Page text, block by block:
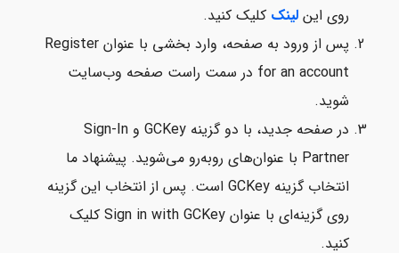
روی این لینک کلیک کنید.
پس از ورود به صفحه، وارد بخشی با عنوان Register
for an account در سمت راست صفحه وب‌سایت
شوید.
در صفحه جدید، با دو گزینه GCKey و Sign-In
Partner با عنوان‌های روبه‌رو می‌شوید. پیشنهاد ما
انتخاب گزینه GCKey است. پس از انتخاب این گزینه
روی گزینه‌ای با عنوان Sign in with GCKey کلیک
کنید.